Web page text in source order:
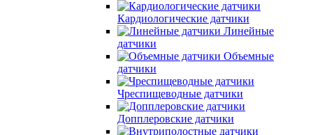
Кардиологические датчики
Линейные
датчики
Объемные
датчики
Чреспищеводные датчики
Допплеровские датчики